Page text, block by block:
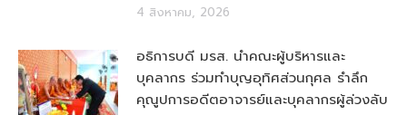
4 สิงหาคม, 2026
อธิการบดี มรส. นำคณะผู้บริหารและ
บุคลากร ร่วมทำบุญอุทิศส่วนกุศล รำลึก
คุณูปการอดีตอาจารย์และบุคลากรผู้ล่วงลับ